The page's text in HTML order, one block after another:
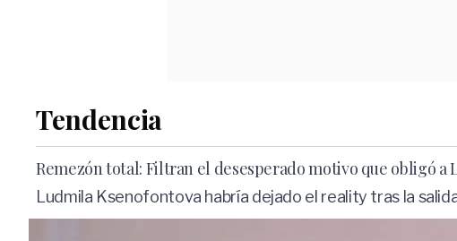
Tendencia
Remezón total: Filtran el desesperado motivo que obligó a
Ludmila Ksenofontova habría dejado el reality tras la